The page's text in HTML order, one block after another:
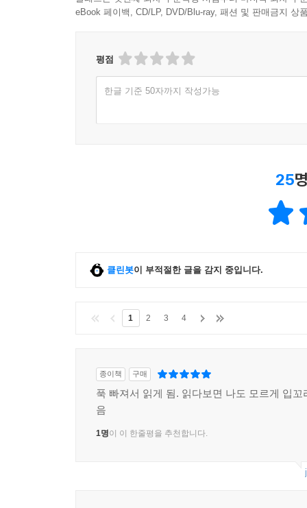
eBook 페이백, CD/LP, DVD/Blu-ray, 패션 및 판매금지 상
평점
한글 기준 50자까지 작성가능
25
클린봇이 부적절한 글을 감지 중입니다.
1 2 3 4
종이책 구매
푹 빠져서 읽게 됨. 읽다보면 나도 모르게 입꼬
음
1명이 이 한줄평을 추천합니다.